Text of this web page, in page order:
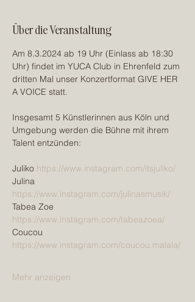
Über die Veranstaltung
Am 8.3.2024 ab 19 Uhr (Einlass ab 18:30
Uhr) findet im YUCA Club in Ehrenfeld zum
dritten Mal unser Konzertformat GIVE HER
A VOICE statt.
Insgesamt 5 Künstlerinnen aus Köln und
Umgebung werden die Bühne mit ihrem
Talent entzünden:
Juliko https://www.instagram.com/itsjuliko/
Julina
https://www.instagram.com/julinasmusik/
Tabea Zoe
https://www.instagram.com/tabeazoea/
Coucou
https://www.instagram.com/coucou.malala/
Mehr anzeigen